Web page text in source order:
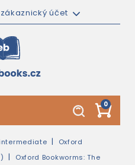
účet
0
Oxford
Oxford Bookworms: The